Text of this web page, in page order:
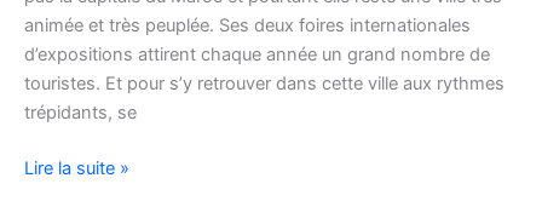
animée et très peuplée. Ses deux foires internationales
d’expositions attirent chaque année un grand nombre de
touristes. Et pour s’y retrouver dans cette ville aux rythmes
trépidants, se
Location
Lire la suite »